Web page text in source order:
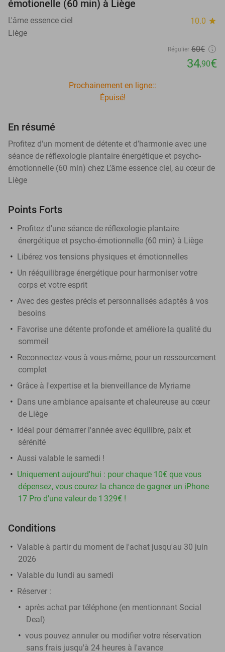
émotionelle (60 min) à Liège
L'âme essence ciel 10.0 star
Liège
Régulier 60€
34,90€
Prochainement en ligne::
Épuisé!
En résumé
Profitez d'un moment de détente et d’harmonie avec une
séance de réflexologie plantaire énergétique et psycho-
émotionnelle (60 min) chez L’âme essence ciel, au cœur de
Liège
Points Forts
Profitez d'une séance de réflexologie plantaire
énergétique et psycho-émotionnelle (60 min) à Liège
Libérez vos tensions physiques et émotionnelles
Un rééquilibrage énergétique pour harmoniser votre
corps et votre esprit
Avec des gestes précis et personnalisés adaptés à vos
besoins
Favorise une détente profonde et améliore la qualité du
sommeil
Reconnectez-vous à vous-même, pour un ressourcement
complet
Grâce à l'expertise et la bienveillance de Myriame
Dans une ambiance apaisante et chaleureuse au cœur
de Liège
Idéal pour démarrer l'année avec équilibre, paix et
sérénité
Aussi valable le samedi !
Uniquement aujourd'hui : pour chaque 10€ que vous
dépensez, vous courez la chance de gagner un iPhone
17 Pro d'une valeur de 1 329€ !
Conditions
Valable à partir du moment de l'achat jusqu'au 30 juin
2026
Valable du lundi au samedi
Réserver :
après achat par téléphone (en mentionnant Social
Deal)
vous pouvez annuler ou modifier votre réservation
sans frais jusqu'à 24 heures à l'avance